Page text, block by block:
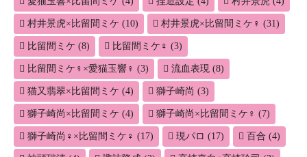
村井景虎×比留間ミケ (10) 村井景虎×比留間ミケ♀ (31)
比留間ミケ (8) 比留間ミケ♀ (3)
比留間ミケ♀×愛猫玉響♀ (3) 流血表現 (8)
猫又翡翠×比留間ミケ (4) 獅子崎尚 (3)
獅子崎尚×比留間ミケ (4) 獅子崎尚×比留間ミケ♀ (7)
獅子崎尚♀×比留間ミケ♀ (17) 現パロ (17) 百合 (4)